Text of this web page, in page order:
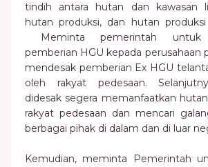
tindih antara hutan dan kawasan
hutan produksi, dan hutan
Meminta pemerintah untuk
pemberian HGU kepada perusahaan
mendesak pemberian Ex HGU
oleh rakyat pedesaan.
didesak segera memanfaatkan
rakyat pedesaan dan mencari
berbagai pihak di dalam dan di luar
Kemudian, meminta Pemerintah